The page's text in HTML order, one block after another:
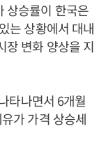
상승률이 한국은
는 상황에서 대내
장 변화 양상을 지
타나면서 6개월
가 가격 상승세